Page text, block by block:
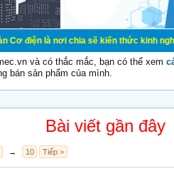
nơi chia sẽ kiến thức kinh nghiệm
và có thắc mắc, bạn có thể xem
bán sản phẩm của mình.
Bài viết gần đây
→ 10 Tiếp >